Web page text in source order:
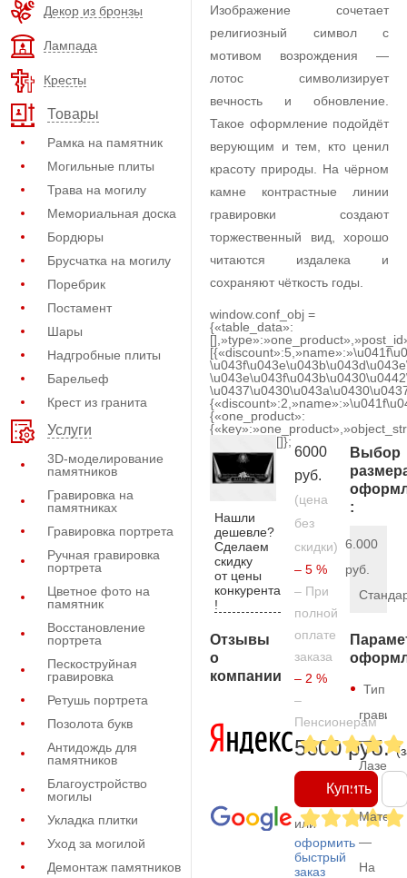
Декор из бронзы
Лампада
Кресты
Товары
Рамка на памятник
Могильные плиты
Трава на могилу
Мемориальная доска
Бордюры
Брусчатка на могилу
Поребрик
Постамент
Шары
Надгробные плиты
Барельеф
Крест из гранита
Услуги
3D-моделирование
памятников
Гравировка на
памятниках
Гравировка портрета
Ручная гравировка
портрета
Цветное фото на
памятник
Восстановление
портрета
Пескоструйная
гравировка
Ретушь портрета
Позолота букв
Антидождь для
памятников
Благоустройство
могилы
Укладка плитки
Уход за могилой
Демонтаж памятников
Изображение сочетает
религиозный символ с
мотивом возрождения —
лотос символизирует
вечность и обновление.
Такое оформление подойдёт
верующим и тем, кто ценил
красоту природы. На чёрном
камне контрастные линии
гравировки создают
торжественный вид, хорошо
читаются издалека и
сохраняют чёткость годы.
window.conf_obj =
{«table_data»:
{«one_product»:
[]};
Нашли
дешевле?
Сделаем
скидку
от цены
конкурента
!
Отзывы
о
компании
6000
руб.
(цена
без
скидки)
– 5 %
– При
полной
оплате
заказа
– 2 %
–
Пенсионерам
5600 руб.
Купить
или
оформить
быстрый
заказ
Выбор
:
6.000
руб.
Тип
—
—
На